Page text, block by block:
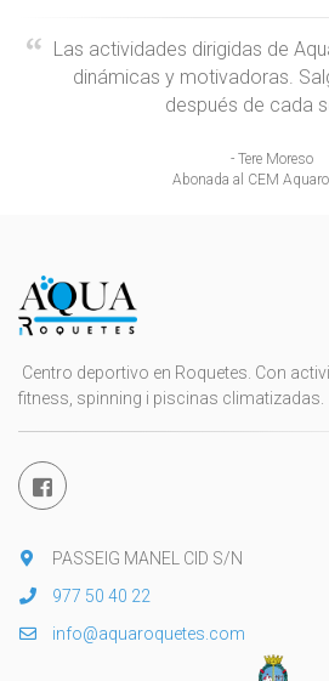
Las actividades dirigidas de
dinámicas y motivadoras.
después de cada
- Tere Moreso
Abonada al CEM
Centro deportivo en Roquetes. Con
fitness, spinning i piscinas climatizadas.
PASSEIG MANEL CID S/N
977 50 40 22
info@aquaroquetes.com